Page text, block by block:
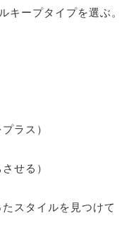
キープタイプを選ぶ。
ラス）
せる）
スタイルを見つけて